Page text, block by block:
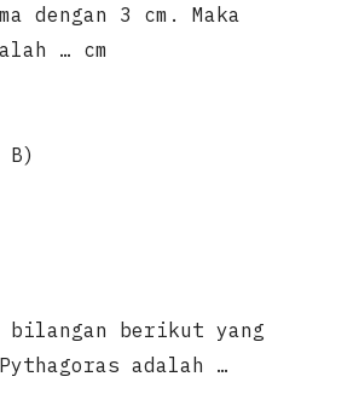
dengan 3 cm. Maka
… cm
B)
bilangan berikut yang
adalah …